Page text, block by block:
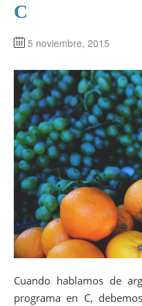
C
5 noviembre, 2015
Cuando hablamos de
programa en C,